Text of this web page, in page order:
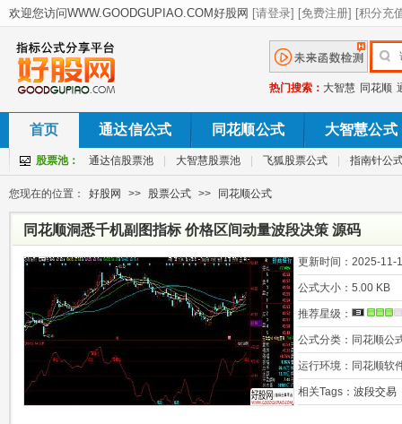
热门搜索： 大智慧 同花顺
首页 通达信公式 同花顺公式 大智慧公式
股票池： 通达信股票池 大智慧股票池 飞狐股票公式 指南针公
您现在的位置： 好股网 >> 股票公式 >> 同花顺公式
同花顺洞悉千机副图指标 价格区间动量波段决策 源码
更新时间： 2025-11-
公式大小： 5.00 KB
推荐星级：
公式分类： 同花顺公
运行环境： 同花顺软
相关Tags： 波段交易